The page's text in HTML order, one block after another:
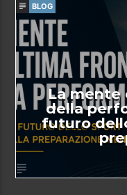
BLOG
La mente
della
futuro